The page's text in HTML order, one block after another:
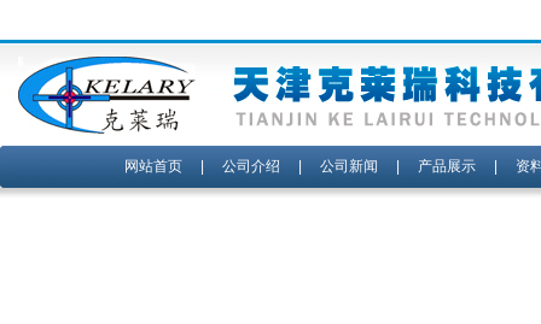
网站首页| 公司介绍 公司新闻 产品展示| 资